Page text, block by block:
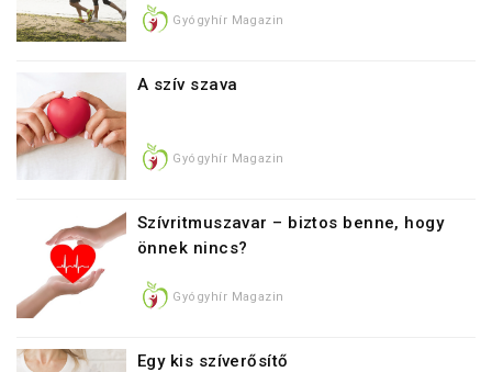
Gyógyhír Magazin
A szív szava
Gyógyhír Magazin
Szívritmuszavar – biztos benne, hogy
önnek nincs?
Gyógyhír Magazin
Egy kis szíverősítő